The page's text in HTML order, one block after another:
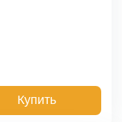
Купить